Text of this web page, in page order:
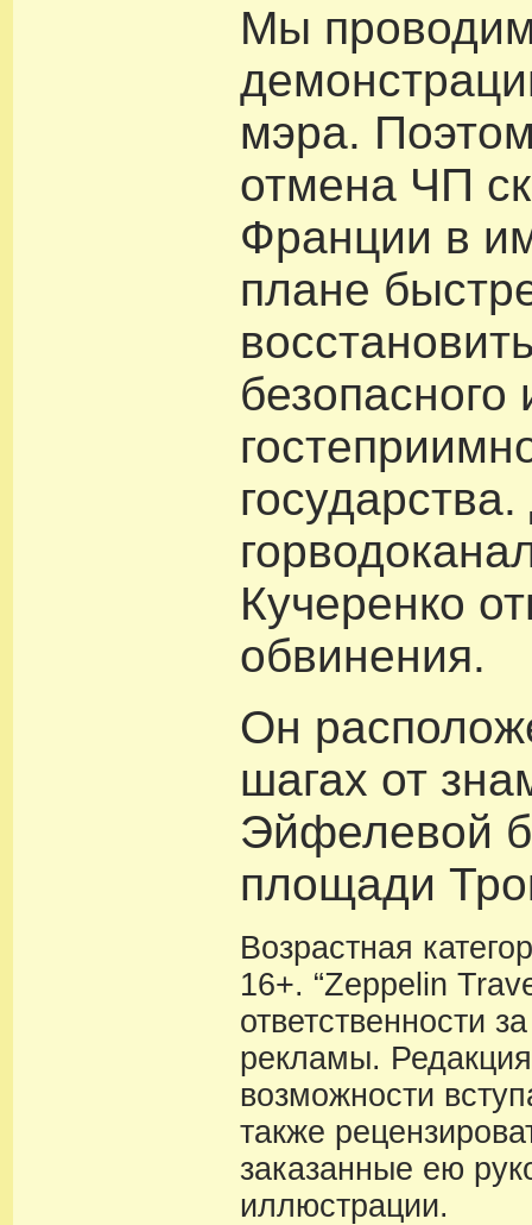
Мы
мэра.
отмена ЧП
Франции в
плане
безопасного
Кучеренко
обвинения.
Он
шагах от
Эйфелевой
площади
Возрастная
16+. “Zeppelin
ответственности
рекламы.
возможности
также
заказанные ею
иллюстрации.